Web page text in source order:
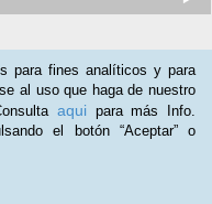
para mi trabajo, y
para fines analíticos y para
al uso que haga de nuestro
aqui para más Info.
el botón “Aceptar” o